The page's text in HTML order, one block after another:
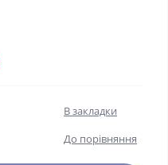
В закладки
До порівняння